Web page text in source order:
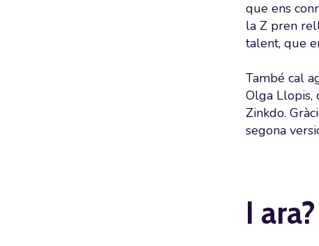
que ens
la Z pren
talent, que
També cal
Olga Llopis,
Zinkdo.
segona
I ara?